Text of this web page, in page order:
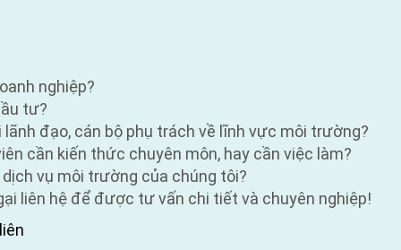
nghiệp?
tư?
lãnh đạo, cán bộ phụ trách về lĩnh vực môi trường?
cần kiến thức chuyên môn, hay cần việc làm?
dịch vụ môi trường của chúng tôi?
liên hệ để được tư vấn chi tiết và chuyên nghiệp!